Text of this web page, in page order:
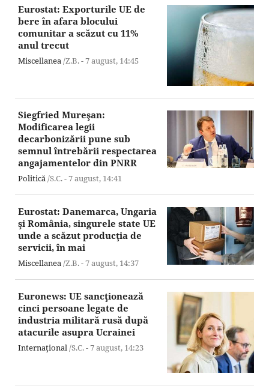
Eurostat: Exporturile UE de
bere în afara blocului
comunitar a scăzut cu 11%
anul trecut
Miscellanea/Z.B. -7 august, 14:45
Siegfried Mureşan:
Modificarea legii
decarbonizării pune sub
semnul întrebării respectarea
angajamentelor din PNRR
Politică/S.C. -7 august, 14:41
Eurostat: Danemarca, Ungaria
şi România, singurele state UE
unde a scăzut producţia de
servicii, în mai
Miscellanea/Z.B. -7 august, 14:37
Euronews: UE sancţionează
cinci persoane legate de
industria militară rusă după
atacurile asupra Ucrainei
Internaţional/S.C. -7 august, 14:23